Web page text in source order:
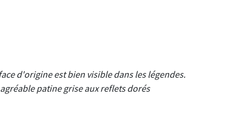
d'origine est bien visible dans les légendes.
patine grise aux reflets dorés